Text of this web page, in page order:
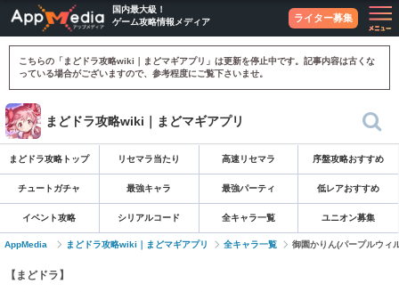
国内最大級！
ゲーム攻略情報メディア
ライター募集
こちらの「まどドラ攻略wiki｜まどマギアプリ」は更新を停止中です。記事内容は古くな
っている場合がございますので、参考程度にご覧下さいませ。
まどドラ攻略wiki｜まどマギアプリ
まどドラ攻略トップ リセマラ当たり 高速リセマラ 序盤攻略おすすめ
チュートガチャ 最強キャラ 最強パーティ 低レアおすすめ
イベント攻略 シリアルコード 全キャラ一覧 ユニオン募集
AppMedia まどドラ攻略wiki｜まどマギアプリ 全キャラ一覧 御園かりん(パープルウィ
【まどドラ】